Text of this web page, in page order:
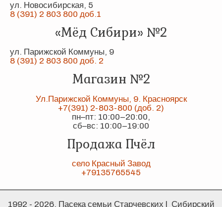
ул. Новосибирская, 5
8 (391) 2 803 800 доб.1
«Мёд Сибири» №2
ул. Парижской Коммуны, 9
8 (391) 2 803 800 доб. 2
Магазин №2
Ул.Парижской Коммуны, 9. Красноярск
+7(391) 2-803-800 (доб. 2)
пн–пт: 10:00–20:00,
сб–вс: 10:00–19:00
Продажа Пчёл
село Красный Завод
+79135765545
1992 - 2026, Пасека семьи Старчевских | Сибирский